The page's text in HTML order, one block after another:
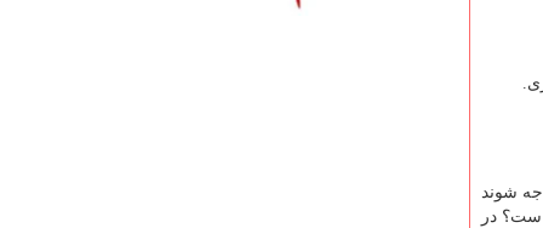
شوند
در